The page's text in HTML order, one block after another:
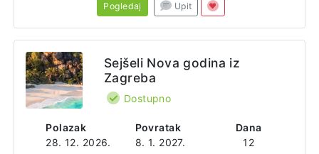
Pogledaj Upit
Polazak
28. 12. 2026.
Povratak
8. 1. 2027.
Dana
12
Sejšeli Nova godina iz
Zagreba
Dostupno